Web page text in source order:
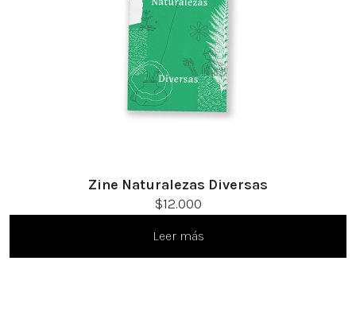
Zine Naturalezas Diversas
$12.000
Leer más